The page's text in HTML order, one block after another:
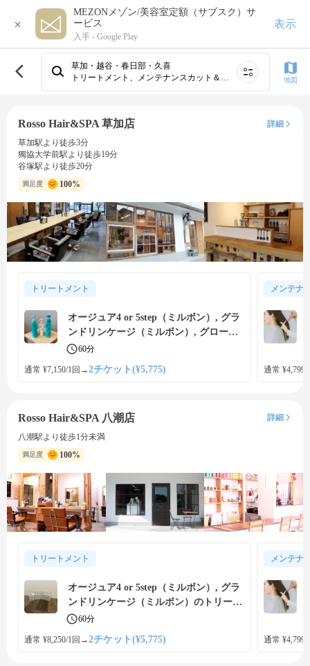
×
MEZONメゾン/美容室定額（サブスク）サ
ービス
入手 - Google Play
表示
草加・越谷・春日部・久喜
地図
Rosso Hair&SPA 草加店
詳細
草加駅より徒歩3分
獨協大学前駅より徒歩19分
谷塚駅より徒歩20分
満足度 100%
トリートメント
オージュア4 or 5step（ミルボン）, グラ
ンドリンケージ（ミルボン）, グローバ
ルミルボン（ミルボン）のトリートメン
60分
通常 ¥7,150/1回 →2チケット(¥5,775)
メンテナ
通常 ¥4,799/
Rosso Hair&SPA 八潮店
詳細
八潮駅より徒歩1分未満
満足度 100%
トリートメント
オージュア4 or 5step（ミルボン）, グラ
ンドリンケージ（ミルボン）のトリート
メントで内側から補修、美しい艶髪に
60分
通常 ¥8,250/1回 →2チケット(¥5,775)
メンテナ
通常 ¥4,799/